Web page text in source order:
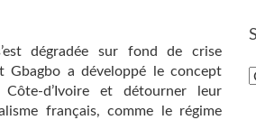
dégradée sur fond de crise
Gbagbo a développé le concept
d’Ivoire et détourner leur
français, comme le régime